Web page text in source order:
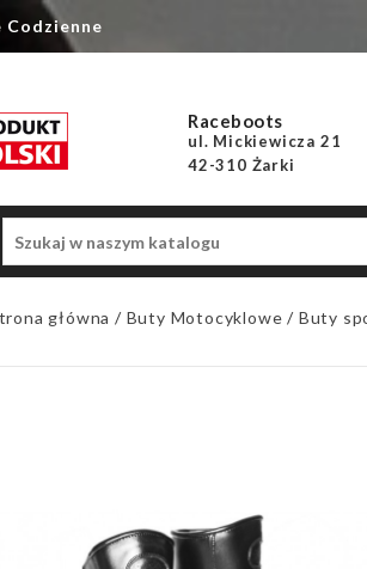
Raceboots
ul. Mickiewicza 21
42-310 Żarki
główna Buty Motocyklowe Buty